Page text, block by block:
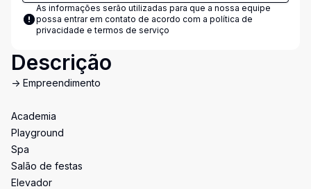
As informações serão utilizadas para que a nossa equipe
possa entrar em contato de acordo com a política de
privacidade e termos de serviço
Descrição
-> Empreendimento
Academia
Playground
Spa
Salão de festas
Elevador